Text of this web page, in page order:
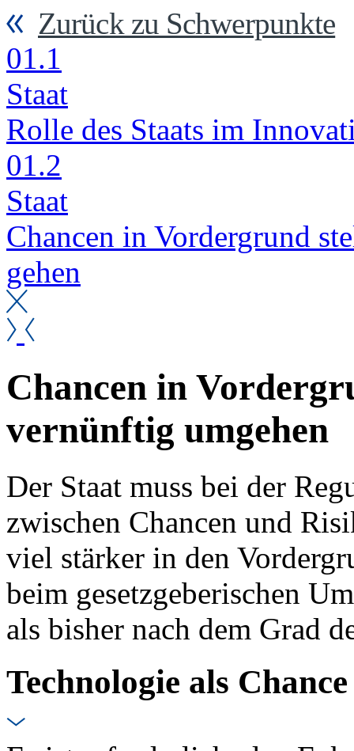
Zurück zu Schwerpunkte
01.1
Staat
Rol­le des Staats im
01.2
Staat
Chan­cen in Vor­der­grund
ge­hen
Chan­cen in
ver­nünf­tig um­ge­hen
Der Staat muss bei der
zwi­schen Chan­cen und
viel stär­ker in den
beim ge­setz­ge­be­ri­schen
als bis­her nach dem Grad
Tech­no­lo­gie als